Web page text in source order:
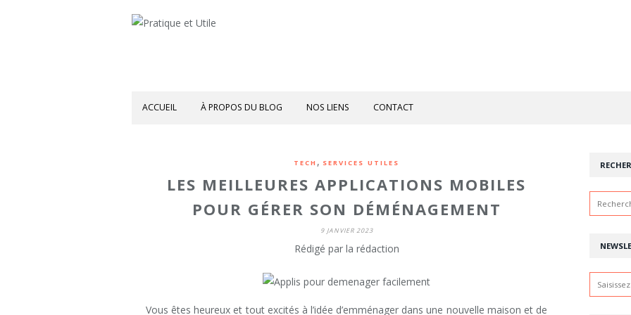
ACCUEIL À PROPOS DU BLOG NOS LIENS CONTACT
TECH , SERVICES UTILES
LES MEILLEURES APPLICATIONS MOBILES
POUR GÉRER SON DÉMÉNAGEMENT
9 JANVIER 2023
Rédigé par la rédaction
Vous êtes heureux et tout excités à l’idée d’emménager dans une nouvelle maison et de